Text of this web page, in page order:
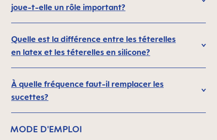
joue-t-elle un rôle important?
Quelle est la différence entre les téterelles
en latex et les téterelles en silicone?
À quelle fréquence faut-il remplacer les
sucettes?
MODE D'EMPLOI